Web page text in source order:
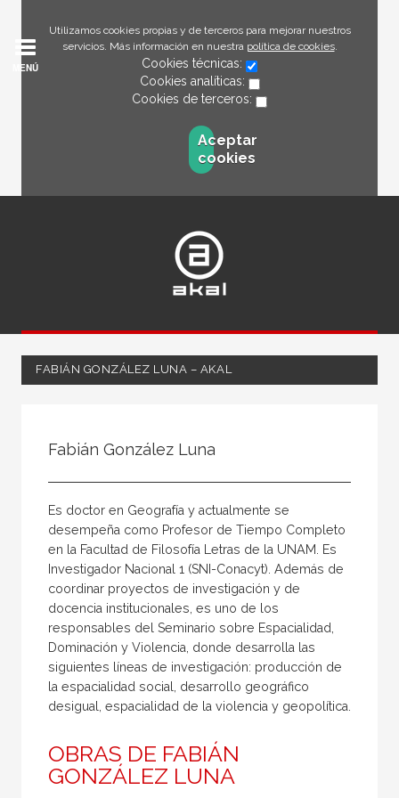
Utilizamos cookies propias y de terceros para mejorar nuestros
servicios. Más información en nuestra política de cookies.
Cookies técnicas:
Cookies analíticas:
Cookies de terceros:
Aceptar
cookies
MENÚ
FABIÁN GONZÁLEZ LUNA – AKAL
Coordinador
Editor
Editora
Escritor
Escritora
Ilustrador
Prologuista
Traductora
Fabián González Luna
Es doctor en Geografía y actualmente se
desempeña como Profesor de Tiempo Completo
en la Facultad de Filosofía Letras de la UNAM. Es
Investigador Nacional 1 (SNI-Conacyt). Además de
coordinar proyectos de investigación y de
docencia institucionales, es uno de los
responsables del Seminario sobre Espacialidad,
Dominación y Violencia, donde desarrolla las
siguientes líneas de investigación: producción de
la espacialidad social, desarrollo geográfico
desigual, espacialidad de la violencia y geopolítica.
OBRAS DE FABIÁN
GONZÁLEZ LUNA